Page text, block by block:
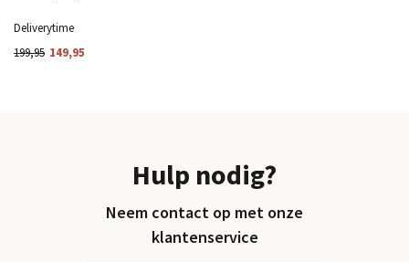
Deliverytime
199,95 149,95
Hulp nodig?
Neem contact op met onze
klantenservice